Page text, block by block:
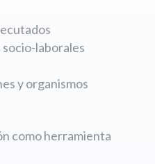
laborales
y organismos
como herramienta